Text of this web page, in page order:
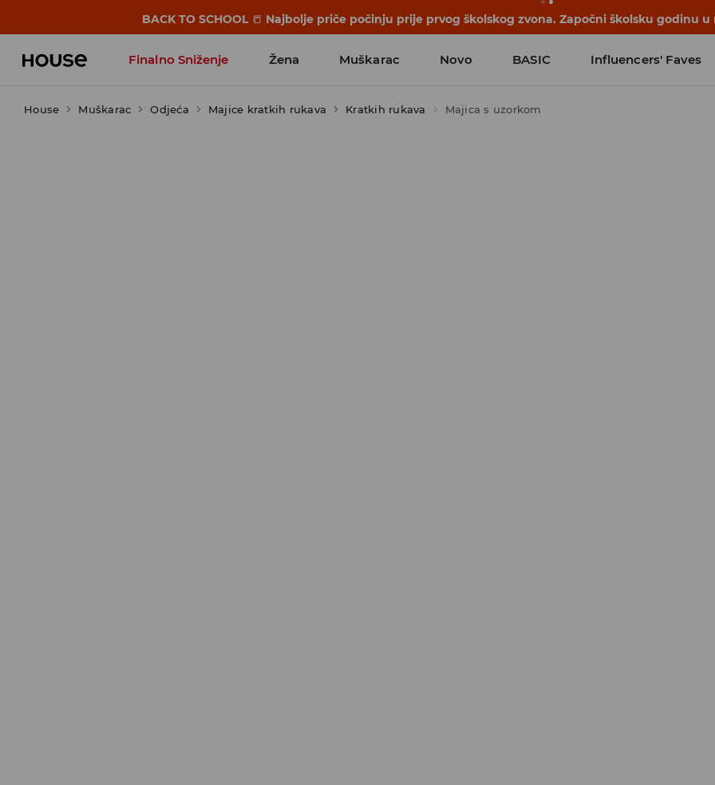
BACK TO SCHOOL 📒 Najbolje priče počinju prije prvog školskog zvona. Započni školsku godinu
Finalno Sniženje Žena Muškarac Novo BASIC Influencers' Faves
House Muškarac Odjeća Majice kratkih rukava Kratkih rukava Majica s uzorkom